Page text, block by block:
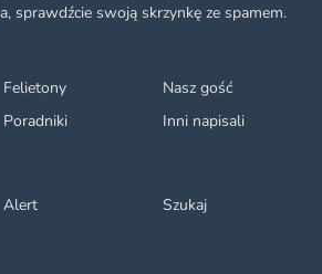
Felietony
Nasz gość
Poradniki
Inni napisali
Alert Szukaj
sprawdźcie swoją skrzynkę ze spamem.